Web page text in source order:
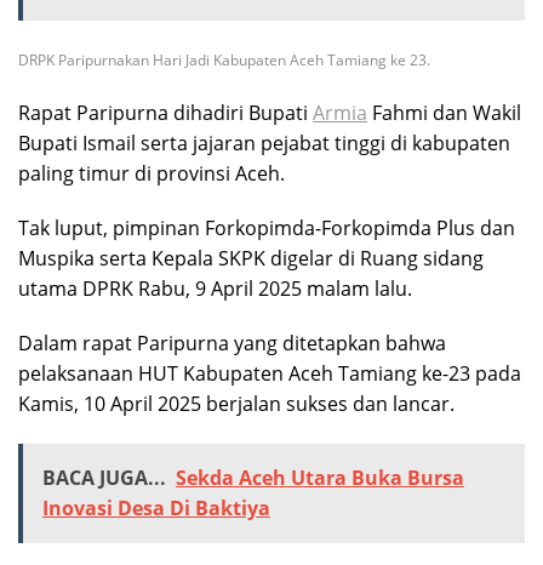
DRPK Paripurnakan Hari Jadi Kabupaten Aceh Tamiang ke 23.
Rapat Paripurna dihadiri Bupati Armia Fahmi dan Wakil
Bupati Ismail serta jajaran pejabat tinggi di kabupaten
paling timur di provinsi Aceh.
Tak luput, pimpinan Forkopimda-Forkopimda Plus dan
Muspika serta Kepala SKPK digelar di Ruang sidang
utama DPRK Rabu, 9 April 2025 malam lalu.
Dalam rapat Paripurna yang ditetapkan bahwa
pelaksanaan HUT Kabupaten Aceh Tamiang ke-23 pada
Kamis, 10 April 2025 berjalan sukses dan lancar.
BACA JUGA... Sekda Aceh Utara Buka Bursa
Inovasi Desa Di Baktiya